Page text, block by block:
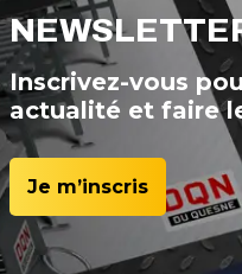
Inscrivez-vous
actualité et faire
Je m’inscris